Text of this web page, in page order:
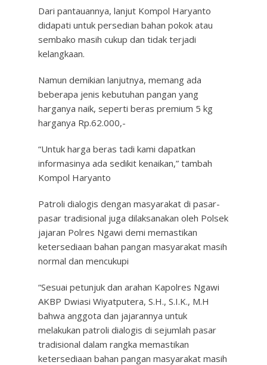
Dari pantauannya, lanjut Kompol Haryanto
didapati untuk persedian bahan pokok atau
sembako masih cukup dan tidak terjadi
kelangkaan.
Namun demikian lanjutnya, memang ada
beberapa jenis kebutuhan pangan yang
harganya naik, seperti beras premium 5 kg
harganya Rp.62.000,-
“Untuk harga beras tadi kami dapatkan
informasinya ada sedikit kenaikan,” tambah
Kompol Haryanto
Patroli dialogis dengan masyarakat di pasar-
pasar tradisional juga dilaksanakan oleh Polsek
jajaran Polres Ngawi demi memastikan
ketersediaan bahan pangan masyarakat masih
normal dan mencukupi
“Sesuai petunjuk dan arahan Kapolres Ngawi
AKBP Dwiasi Wiyatputera, S.H., S.I.K., M.H
bahwa anggota dan jajarannya untuk
melakukan patroli dialogis di sejumlah pasar
tradisional dalam rangka memastikan
ketersediaan bahan pangan masyarakat masih